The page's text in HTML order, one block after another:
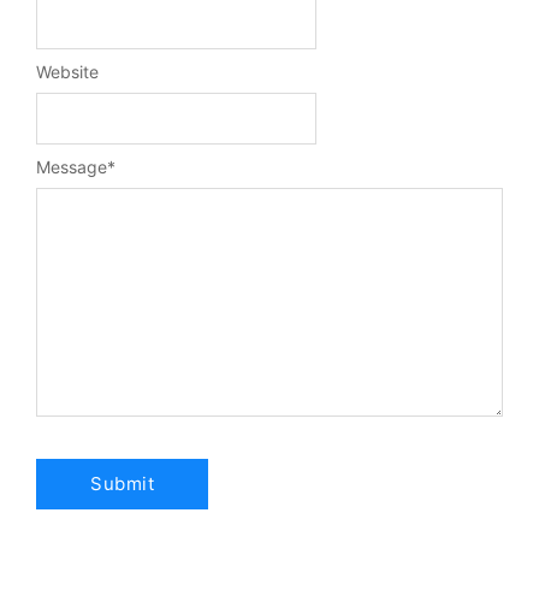
Message*
Website